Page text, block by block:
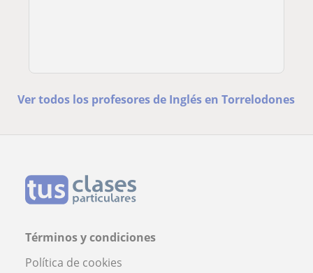
Ver todos los profesores de Inglés en Torrelodones
Términos y condiciones
Política de cookies